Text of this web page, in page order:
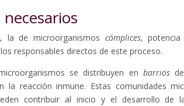
la de microorganismos cómplices, potencia
responsables directos de este proceso.
se distribuyen en barrios
la reacción inmune. Estas comunidades
contribuir al inicio y el desarrollo de